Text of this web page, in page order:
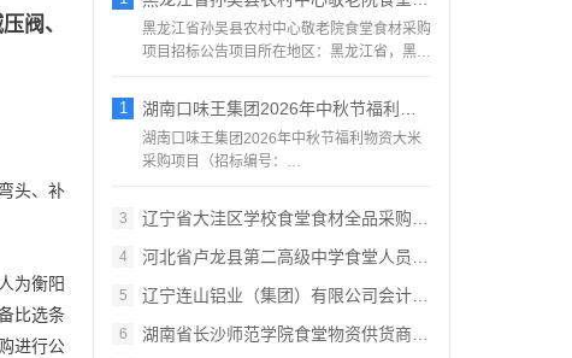
阀、
头、补
为衡阳
比选条
进行公
黑龙江省孙吴县农村中心敬老院食堂食材采购
项目招标公告项目所在地区：黑龙江省，黑河
1 湖南口味王集团2026年中秋节福利物资大
湖南口味王集团2026年中秋节福利物资大米
采购项目（招标编号：
3
辽宁省大洼区学校食堂食材全品采购配送服务
4 河北省卢龙县第二高级中学食堂人员管理服务
5 辽宁连山铝业（集团）有限公司会计外包服务
6 湖南省长沙师范学院食堂物资供货商采购项目